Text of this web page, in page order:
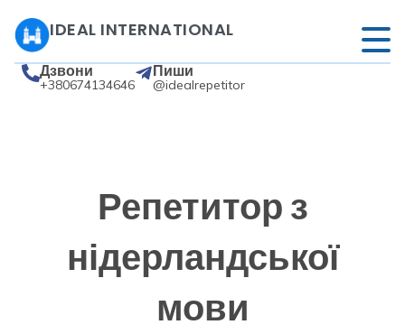
IDEAL INTERNATIONAL
Дзвони
+380674134646
Пиши
@idealrepetitor
Репетитор з
нідерландської
мови